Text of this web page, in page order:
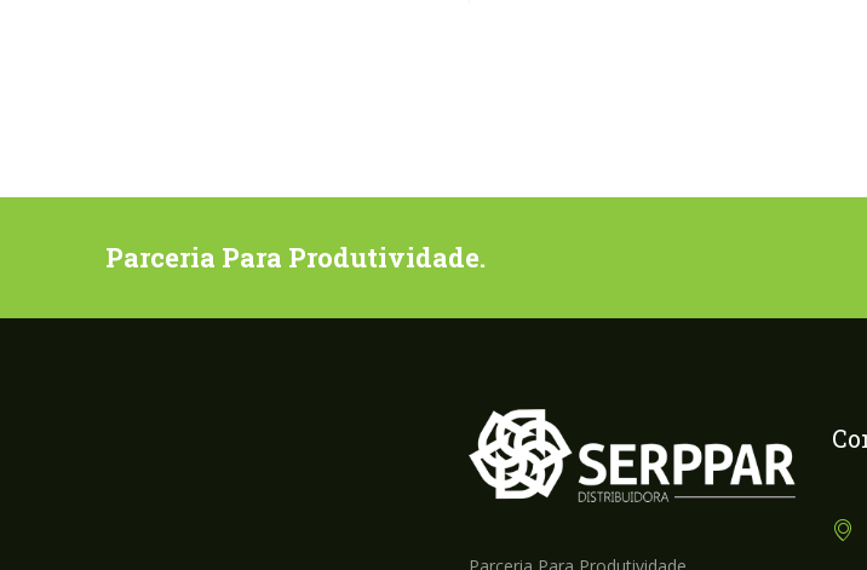
Parceria Para Produtividade.